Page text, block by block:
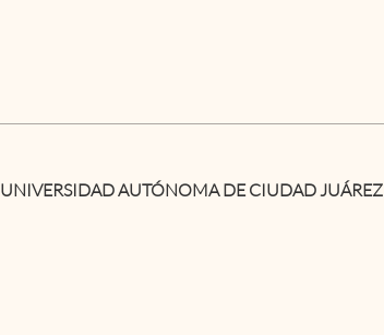
UNIVERSIDAD AUTÓNOMA DE CIUDAD JUÁREZ